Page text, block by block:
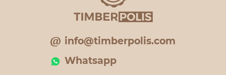
info@timberpolis.com
Whatsapp